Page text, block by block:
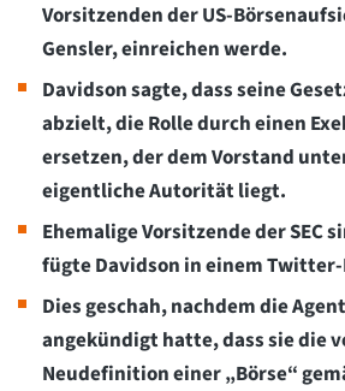
Vorsitzenden der US-
Gensler, einreichen werde.
Davidson sagte, dass seine
abzielt, die Rolle durch einen
ersetzen, der dem Vorstand
eigentliche Autorität liegt.
Ehemalige Vorsitzende der SEC
fügte Davidson in einem
Dies geschah, nachdem die
angekündigt hatte, dass sie die
Neudefinition einer „Börse“